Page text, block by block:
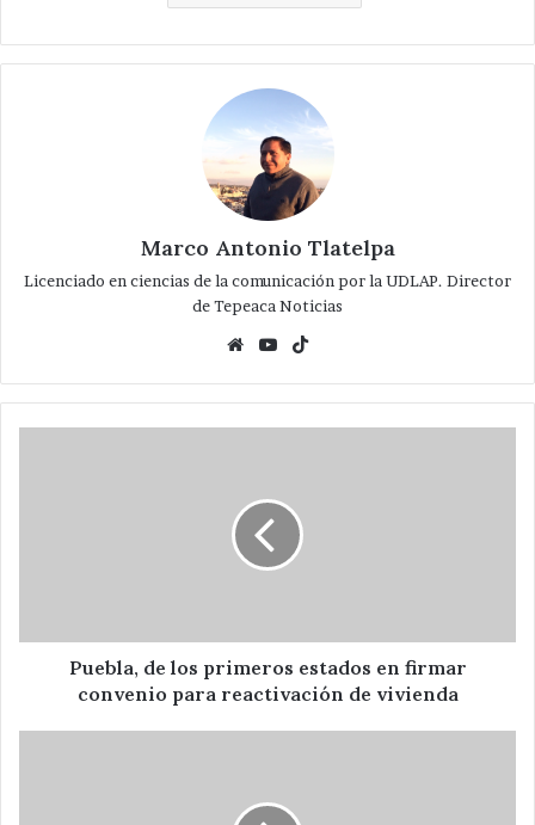
Marco Antonio Tlatelpa
Licenciado en ciencias de la comunicación por la UDLAP. Director
de Tepeaca Noticias
WebsiteYouTube
para
reactivaciónPuebla, de los primeros estados en firmar
convenio para reactivación de vivienda